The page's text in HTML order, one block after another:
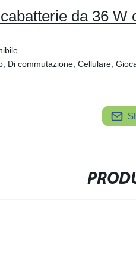
da 36
Di commutazione, Cellulare,